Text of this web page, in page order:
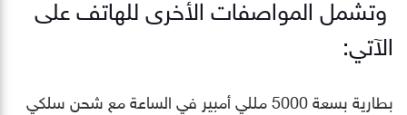
الآتي:
بطارية بسعة 5000 مللي أمبير في الساعة مع شحن سلكي